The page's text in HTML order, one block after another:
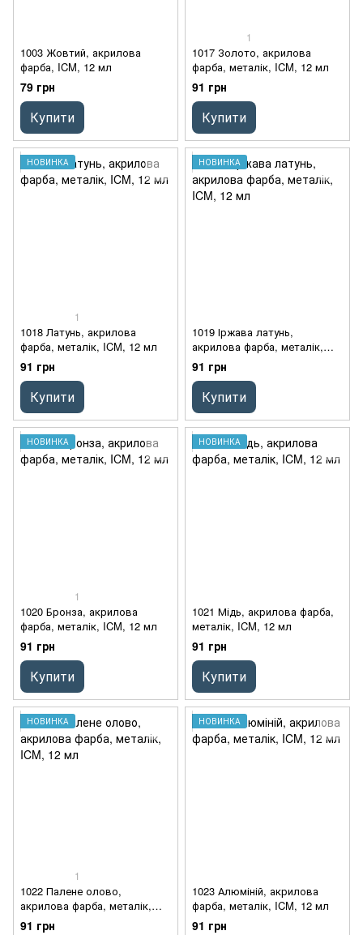
1003 Жовтий, акрилова
фарба, ICM, 12 мл
79 грн
Купити
1
1017 Золото, акрилова
фарба, металік, ICM, 12 мл
91 грн
Купити
НОВИНКА
1
1018 Латунь, акрилова
фарба, металік, ICM, 12 мл
91 грн
Купити
НОВИНКА
1019 Іржава латунь,
акрилова фарба, металік,
ICM, 12 мл
91 грн
Купити
НОВИНКА
1
1020 Бронза, акрилова
фарба, металік, ICM, 12 мл
91 грн
Купити
НОВИНКА
1021 Мідь, акрилова фарба,
металік, ICM, 12 мл
91 грн
Купити
НОВИНКА
1
1022 Палене олово,
акрилова фарба, металік,
ICM, 12 мл
91 грн
НОВИНКА
1023 Алюміній, акрилова
фарба, металік, ICM, 12 мл
91 грн